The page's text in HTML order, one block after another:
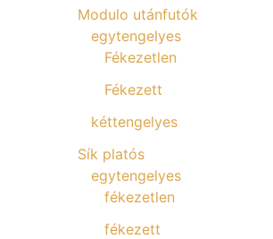
Modulo utánfutók
egytengelyes
Fékezetlen
Fékezett
kéttengelyes
Sík platós
egytengelyes
fékezetlen
fékezett